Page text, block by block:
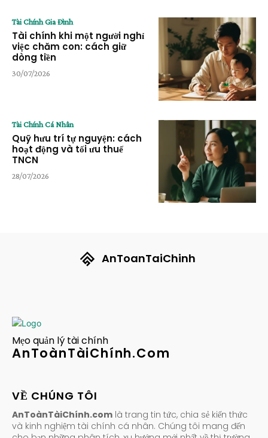
Tài Chính Gia Đình
Tài chính khi một người nghỉ
việc chăm con: cách giữ
dòng tiền
30/07/2026
Tài Chính Cá Nhân
Quỹ hưu trí tự nguyện: cách
hoạt động và tối ưu thuế
TNCN
28/07/2026
AnToanTaiChinh
Mẹo quản lý tài chính
AnToànTàiChính.Com
VỀ CHÚNG TÔI
AnToànTàiChính.com là trang tin tức, chia sẻ kiến thức
và kinh nghiệm tài chính cá nhân. Chúng tôi mang đến